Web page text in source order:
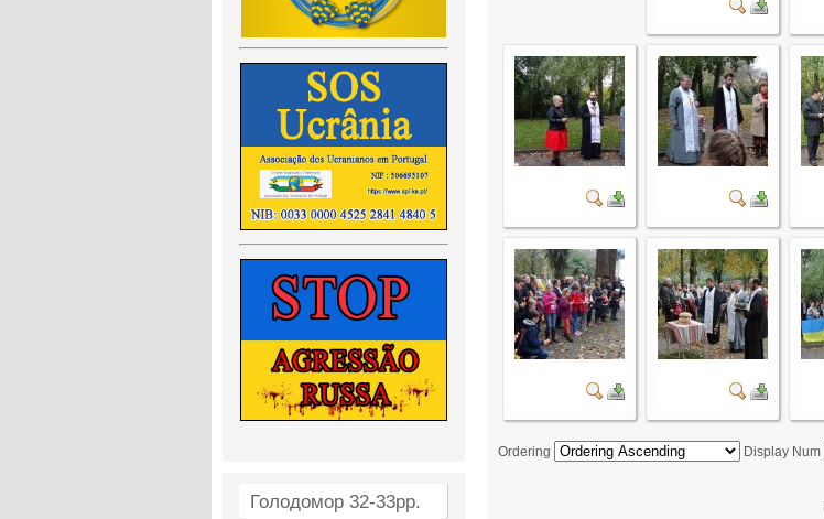
Голодомор 32-33рр.
Ordering Display Num